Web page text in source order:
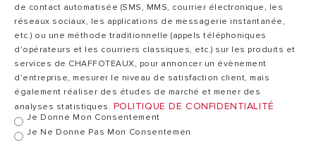
Puissance
nominale
5
kW
Puissance utile
4.3
kW
de contact automatisée (SMS, MMS, courrier électronique, les
réseaux sociaux, les applications de messagerie instantanée,
etc.) ou une méthode traditionnelle (appels téléphoniques
d'opérateurs et les courriers classiques, etc.) sur les produits et
services de CHAFFOTEAUX, pour annoncer un évènement
d'entreprise, mesurer le niveau de satisfaction client, mais
également réaliser des études de marché et mener des
analyses statistiques. POLITIQUE DE CONFIDENTIALITÉ
Je Donne Mon Consentement
Je Ne Donne Pas Mon Consentemen